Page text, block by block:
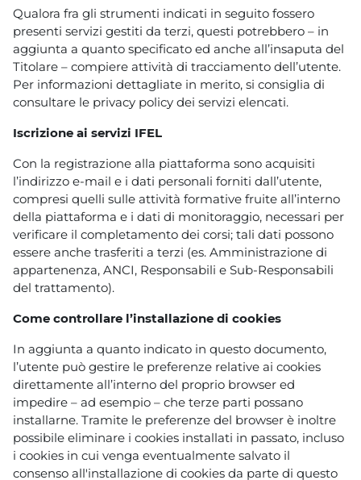
Qualora fra gli strumenti indicati in seguito fossero
presenti servizi gestiti da terzi, questi potrebbero – in
aggiunta a quanto specificato ed anche all’insaputa del
Titolare – compiere attività di tracciamento dell’utente.
Per informazioni dettagliate in merito, si consiglia di
consultare le privacy policy dei servizi elencati.
Iscrizione ai servizi IFEL
Con la registrazione alla piattaforma sono acquisiti
l’indirizzo e-mail e i dati personali forniti dall’utente,
compresi quelli sulle attività formative fruite all’interno
della piattaforma e i dati di monitoraggio, necessari per
verificare il completamento dei corsi; tali dati possono
essere anche trasferiti a terzi (es. Amministrazione di
appartenenza, ANCI, Responsabili e Sub-Responsabili
del trattamento).
Come controllare l’installazione di cookies
In aggiunta a quanto indicato in questo documento,
l’utente può gestire le preferenze relative ai cookies
direttamente all’interno del proprio browser ed
impedire – ad esempio – che terze parti possano
installarne. Tramite le preferenze del browser è inoltre
possibile eliminare i cookies installati in passato, incluso
i cookies in cui venga eventualmente salvato il
consenso all'installazione di cookies da parte di questo